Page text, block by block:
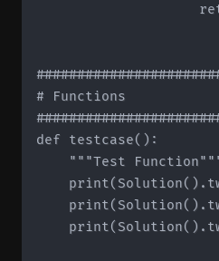
# Functions
def testcase():
"""Test